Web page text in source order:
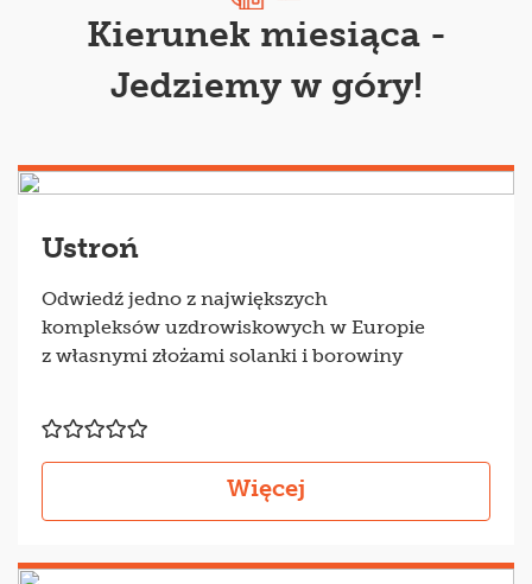
Kierunek miesiąca -
Jedziemy w góry!
Ustroń
Odwiedź jedno z największych
kompleksów uzdrowiskowych w Europie
z własnymi złożami solanki i borowiny
Więcej